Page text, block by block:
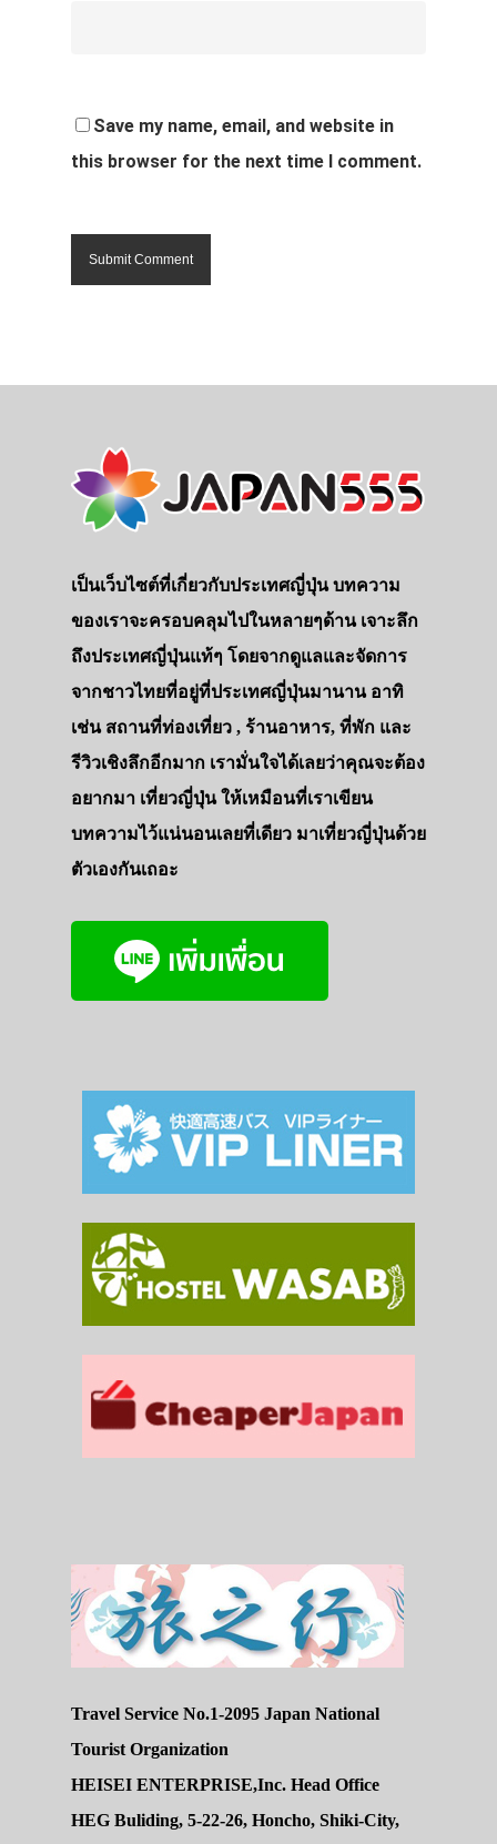
Save my name, email, and website in
this browser for the next time I comment.
เป็นเว็บไซต์ที่เกี่ยวกับประเทศญี่ปุ่น บทความ
ของเราจะครอบคลุมไปในหลายๆด้าน เจาะลึก
ถึงประเทศญี่ปุ่นแท้ๆ โดยจากดูแลและจัดการ
จากชาวไทยที่อยู่ที่ประเทศญี่ปุ่นมานาน อาทิ
เช่น สถานที่ท่องเที่ยว , ร้านอาหาร, ที่พัก และ
รีวิวเชิงลึกอีกมาก เรามั่นใจได้เลยว่าคุณจะต้อง
อยากมา เที่ยวญี่ปุ่น ให้เหมือนที่เราเขียน
บทความไว้แน่นอนเลยที่เดียว มาเที่ยวญี่ปุ่นด้วย
ตัวเองกันเถอะ
Travel Service No.1-2095 Japan National
Tourist Organization
HEISEI ENTERPRISE,Inc. Head Office
HEG Buliding, 5-22-26, Honcho, Shiki-City,